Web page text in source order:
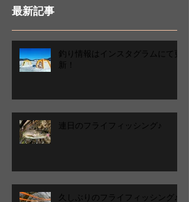
最新記事
釣り情報はインスタグラムにて更
新！
連日のフライフィッシング♪
久しぶりのフライフィッシング♪